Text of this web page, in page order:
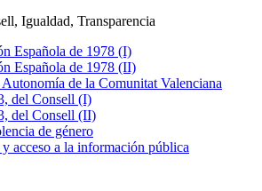
Igualdad, Transparencia
Española de 1978 (I)
Española de 1978 (II)
de la Comunitat Valenciana
del Consell (I)
del Consell (II)
de género
y acceso a la información pública